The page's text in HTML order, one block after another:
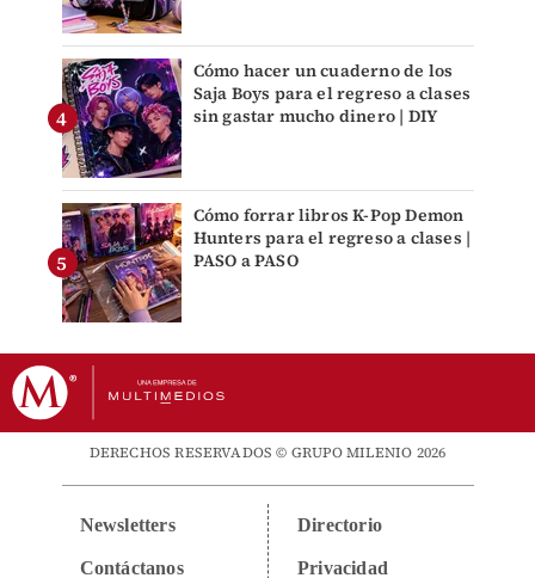
Cómo hacer un cuaderno de los
Saja Boys para el regreso a clases
sin gastar mucho dinero | DIY
Cómo forrar libros K-Pop Demon
Hunters para el regreso a clases |
PASO a PASO
DERECHOS RESERVADOS © GRUPO MILENIO 2026
Newsletters
Contáctanos
Directorio
Privacidad